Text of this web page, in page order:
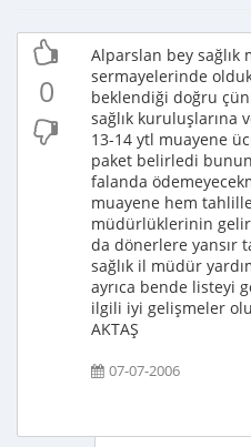
0
Alparslan bey
sermayelerinde
beklendiği doğru
sağlık kuruluşlarına
13-14 ytl muayene
paket belirledi
falanda
muayene hem
müdürlüklerinin
da dönerlere yansır
sağlık il müdür
ayrıca bende listeyi
ilgili iyi gelişmeler
AKTAŞ
07-07-2006